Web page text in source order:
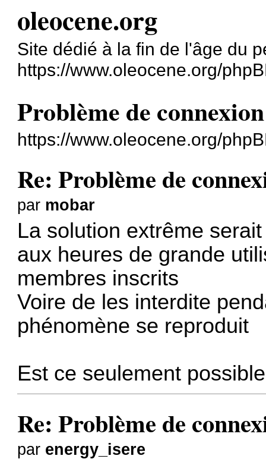
oleocene.org
Site dédié à la fin de l'âge du
https://www.oleocene.org/
Problème de
https://www.oleocene.org/
Re: Problème de
par mobar
La solution extrême
aux heures de grande
membres inscrits
Voire de les interdite
phénomène se reproduit
Est ce seulement
Re: Problème de
par energy_isere